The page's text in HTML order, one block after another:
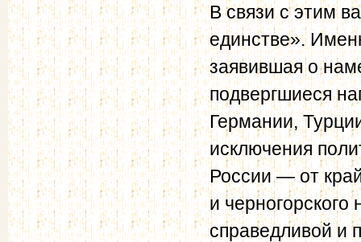
В связи с этим
единстве».
заявившая о
подвергшиеся
Германии,
исключения
России — от
и
справедливой и